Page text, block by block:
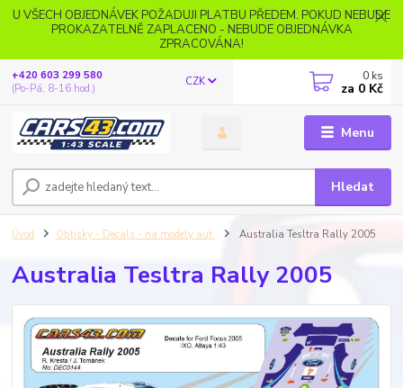
U VŠECH OBJEDNÁVEK POŽADUJI PLATBU PŘEDEM. POKUD NEBUDE
PROKAZATELNĚ ZAPLACENO - NEBUDE OBJEDNÁVKA
ZPRACOVÁNA!
Menu
CZK
Hledat
+420 603 299 580
(Po-Pá, 8-16 hod.)
0 ks
za 0 Kč
Úvod Obtisky - Decals - na modely aut Australia Tesltra Rally 2005
Australia Tesltra Rally 2005